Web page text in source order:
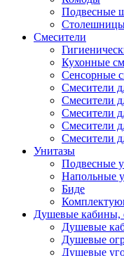
Подвесные
Смесители
Кухонные
Сенсорные
Смесители
Смесители
Смесители
Смесители
Смесители
Унитазы
Подвесные
Напольные
Биде
Душевые кабины,
Душевые
Душевые
Душевые